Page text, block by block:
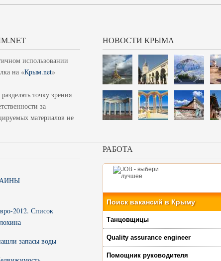
использовании
на «Крым.net»
точку зрения
за
материалов не
НОВОСТИ КРЫМА
2012. Список
запасы воды
РАБОТА
Поиск вакансий в Крыму
Танцовщицы
Quality assurance engineer
Помощник руководителя